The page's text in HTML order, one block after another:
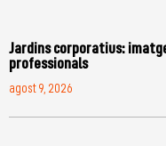
Jardins corporatius:
professionals
agost 9, 2026